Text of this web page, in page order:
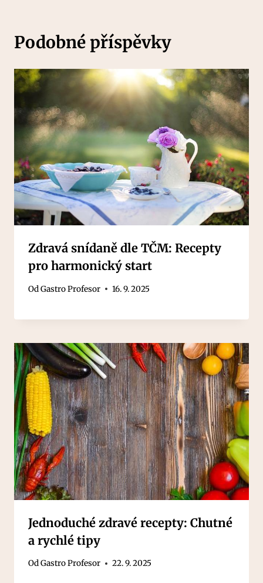
Podobné příspěvky
Zdravá snídaně dle TČM: Recepty
pro harmonický start
OdGastro Profesor 16. 9. 2025
Jednoduché zdravé recepty: Chutné
a rychlé tipy
OdGastro Profesor 22. 9. 2025